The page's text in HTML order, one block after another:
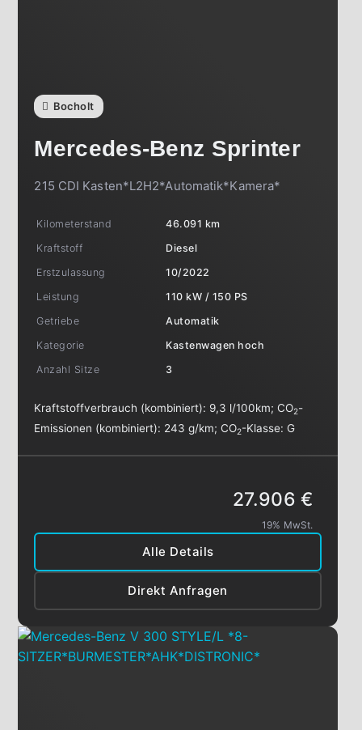
Bocholt
Mercedes-Benz Sprinter
215 CDI Kasten*L2H2*Automatik*Kamera*
Kilometerstand
46.091 km
Kraftstoff
Diesel
Erstzulassung
10/2022
Leistung
110 kW / 150 PS
Getriebe
Automatik
Kategorie
Kastenwagen hoch
Anzahl Sitze
3
Kraftstoffverbrauch (kombiniert): 9,3 l/100km;CO2-
Emissionen (kombiniert): 243 g/km;CO2-Klasse:G
Alle Details
Direkt Anfragen
27.906 €
19% MwSt.